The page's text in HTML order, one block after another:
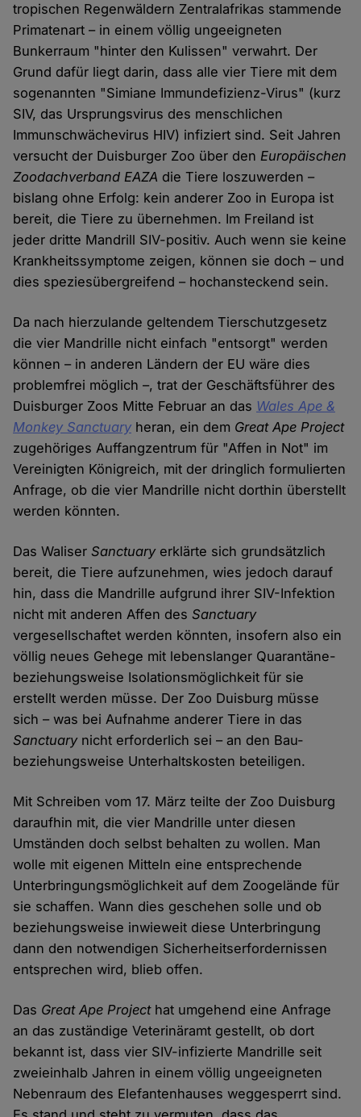
tropischen Regenwäldern Zentralafrikas stammende
Primatenart – in einem völlig ungeeigneten
Bunkerraum "hinter den Kulissen" verwahrt. Der
Grund dafür liegt darin, dass alle vier Tiere mit dem
sogenannten "Simiane Immundefizienz-Virus" (kurz
SIV, das Ursprungsvirus des menschlichen
Immunschwächevirus HIV) infiziert sind. Seit Jahren
versucht der Duisburger Zoo über denEuropäischen
Zoodachverband EAZA die Tiere loszuwerden –
bislang ohne Erfolg: kein anderer Zoo in Europa ist
bereit, die Tiere zu übernehmen. Im Freiland ist
jeder dritte Mandrill SIV-positiv. Auch wenn sie keine
Krankheitssymptome zeigen, können sie doch – und
dies speziesübergreifend – hochansteckend sein.
Da nach hierzulande geltendem Tierschutzgesetz
die vier Mandrille nicht einfach "entsorgt" werden
können – in anderen Ländern der EU wäre dies
problemfrei möglich –, trat der Geschäftsführer des
Duisburger Zoos Mitte Februar an das Wales Ape &
Monkey Sanctuary heran, ein dem Great Ape Project
zugehöriges Auffangzentrum für "Affen in Not" im
Vereinigten Königreich, mit der dringlich formulierten
Anfrage, ob die vier Mandrille nicht dorthin überstellt
werden könnten.
Das WaliserSanctuary erklärte sich grundsätzlich
bereit, die Tiere aufzunehmen, wies jedoch darauf
hin, dass die Mandrille aufgrund ihrer SIV-Infektion
nicht mit anderen Affen desSanctuary
vergesellschaftet werden könnten, insofern also ein
völlig neues Gehege mit lebenslanger Quarantäne-
beziehungsweise Isolationsmöglichkeit für sie
erstellt werden müsse. Der Zoo Duisburg müsse
sich – was bei Aufnahme anderer Tiere in das
Sanctuary nicht erforderlich sei – an den Bau-
beziehungsweise Unterhaltskosten beteiligen.
Mit Schreiben vom 17. März teilte der Zoo Duisburg
daraufhin mit, die vier Mandrille unter diesen
Umständen doch selbst behalten zu wollen. Man
wolle mit eigenen Mitteln eine entsprechende
Unterbringungsmöglichkeit auf dem Zoogelände für
sie schaffen. Wann dies geschehen solle und ob
beziehungsweise inwieweit diese Unterbringung
dann den notwendigen Sicherheitserfordernissen
entsprechen wird, blieb offen.
Das Great Ape Projecthat umgehend eine Anfrage
an das zuständige Veterinäramt gestellt, ob dort
bekannt ist, dass vier SIV-infizierte Mandrille seit
zweieinhalb Jahren in einem völlig ungeeigneten
Nebenraum des Elefantenhauses weggesperrt sind.